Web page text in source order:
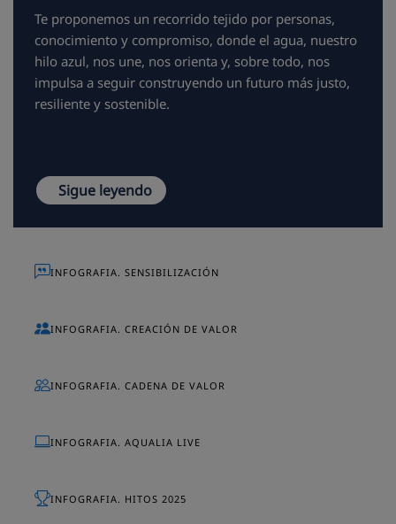
Te proponemos un recorrido tejido por personas,
conocimiento y compromiso, donde el agua, nuestro
hilo azul, nos une, nos orienta y, sobre todo, nos
impulsa a seguir construyendo un futuro más justo,
resiliente y sostenible.
Sigue leyendo
INFOGRAFIA. SENSIBILIZACIÓN
INFOGRAFIA. CREACIÓN DE VALOR
INFOGRAFIA. CADENA DE VALOR
INFOGRAFIA. AQUALIA LIVE
INFOGRAFIA. HITOS 2025